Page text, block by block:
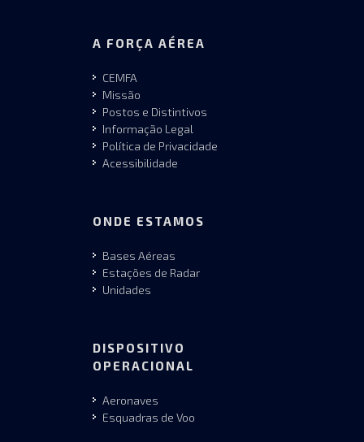
A FORÇA AÉREA
CEMFA
Missão
Postos e Distintivos
Informação Legal
Política de Privacidade
Acessibilidade
ONDE ESTAMOS
Bases Aéreas
Estações de Radar
Unidades
DISPOSITIVO
OPERACIONAL
Aeronaves
Esquadras de Voo